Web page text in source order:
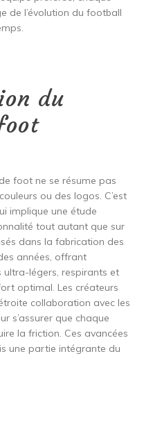
de l’évolution du football
du
foot ne se résume pas
ou des logos. C’est
implique une étude
tout autant que sur
dans la fabrication des
années, offrant
légers, respirants et
optimal. Les créateurs
collaboration avec les
s’assurer que chaque
la friction. Ces avancées
une partie intégrante du